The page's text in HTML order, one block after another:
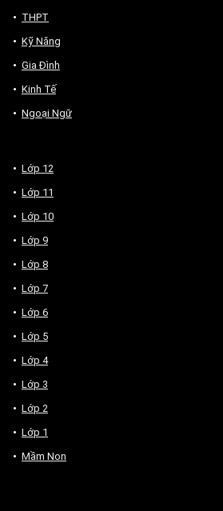
THPT
Kỹ Năng
Gia Đình
Kinh Tế
Ngoại Ngữ
Lớp 12
Lớp 11
Lớp 10
Lớp 9
Lớp 8
Lớp 7
Lớp 6
Lớp 5
Lớp 4
Lớp 3
Lớp 2
Lớp 1
Mầm Non